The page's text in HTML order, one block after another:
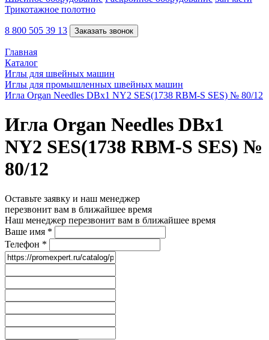
Трикотажное полотно
8 800 505 39 13 Заказать звонок
Главная
Каталог
Иглы для швейных машин
Иглы для промышленных швейных машин
Игла Organ Needles DBx1 NY2 SES(1738 RBM-S SES) № 80/12
Игла Organ Needles DBx1
NY2 SES(1738 RBM-S SES) №
80/12
Оставьте заявку и наш менеджер
перезвонит вам в ближайшее время
Наш менеджер перезвонит вам в ближайшее время
Ваше имя *
Телефон *